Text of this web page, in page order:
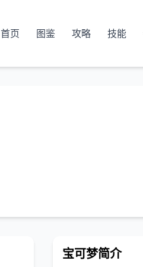
首页 图鉴 攻略 技能
宝可梦简介